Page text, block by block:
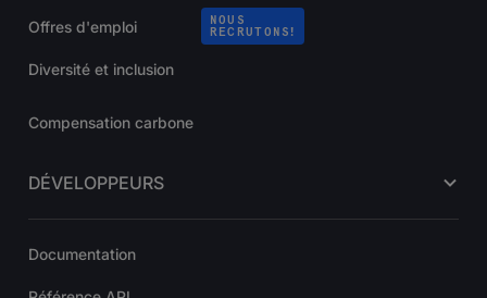
Offres d'emploi
NOUS
RECRUTONS!
Diversité et inclusion
Compensation carbone
DÉVELOPPEURS
Documentation